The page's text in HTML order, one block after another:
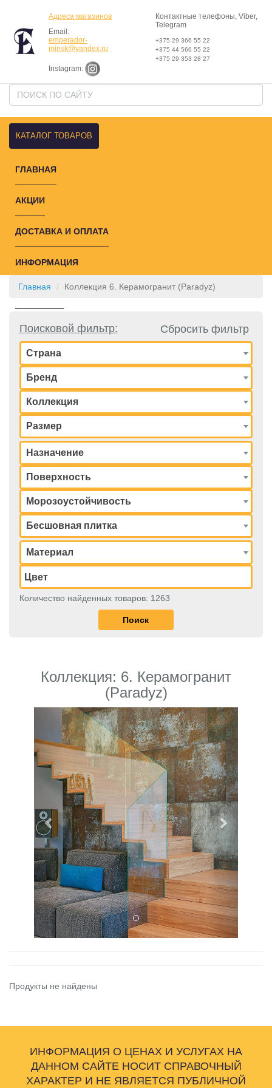
Адреса магазинов
Email:
emperador-
minsk@yandex.ru
Instagram:
Контактные телефоны, Viber,
Telegram
+375 29 366 55 22
+375 44 566 55 22
+375 29 353 28 27
КАТАЛОГ ТОВАРОВ
ГЛАВНАЯ
АКЦИИ
ДОСТАВКА И ОПЛАТА
ИНФОРМАЦИЯ
Главная Коллекция 6. Керамогранит (Paradyz)
Поисковой фильтр: Сбросить фильтр
Страна
Бренд
Коллекция
Размер
Назначение
Поверхность
Морозоустойчивость
Бесшовная плитка
Материал
Количество найденных товаров: 1263
Коллекция: 6. Керамогранит
(Paradyz)
Previous Next
Продукты не найдены
ИНФОРМАЦИЯ О ЦЕНАХ И УСЛУГАХ НА
ДАННОМ САЙТЕ НОСИТ СПРАВОЧНЫЙ
ХАРАКТЕР И НЕ ЯВЛЯЕТСЯ ПУБЛИЧНОЙ